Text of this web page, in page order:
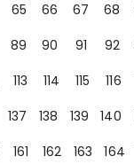
65 66 67 68
89 90 91 92
113 114 115 116
137 138 139 140
161 162 163 164